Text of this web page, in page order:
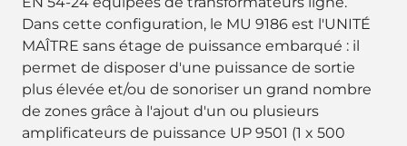
Dans cette configuration, le MU 9186 est l'UNITÉ
MAÎTRE sans étage de puissance embarqué : il
permet de disposer d'une puissance de sortie
plus élevée et/ou de sonoriser un grand nombre
de zones grâce à l'ajout d'un ou plusieurs
amplificateurs de puissance UP 9501 (1 x 500